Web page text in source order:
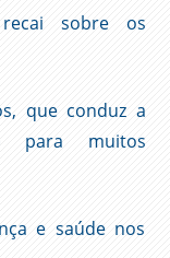
sobre os
que conduz a
para muitos
e saúde nos